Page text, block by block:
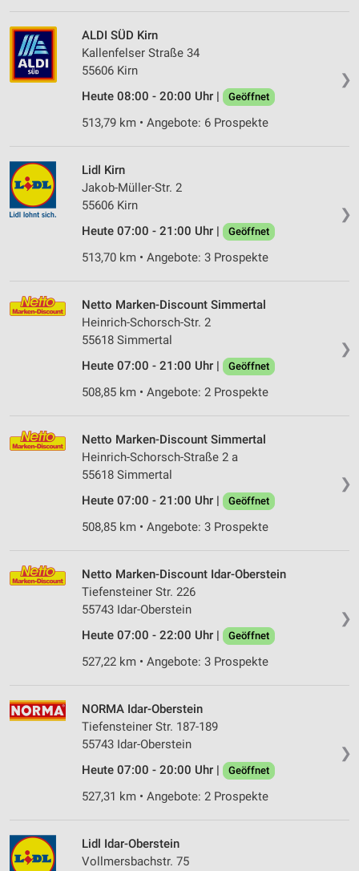
❯
ALDI SÜD Kirn
Kallenfelser Straße 34
55606 Kirn
Heute 08:00 - 20:00 Uhr |
Geöffnet
513,79 km • Angebote: 6 Prospekte
❯
Lidl Kirn
Jakob-Müller-Str. 2
55606 Kirn
Heute 07:00 - 21:00 Uhr |
Geöffnet
513,70 km • Angebote: 3 Prospekte
❯
Netto Marken-Discount Simmertal
Heinrich-Schorsch-Str. 2
55618 Simmertal
Heute 07:00 - 21:00 Uhr |
Geöffnet
508,85 km • Angebote: 2 Prospekte
❯
Netto Marken-Discount Simmertal
Heinrich-Schorsch-Straße 2 a
55618 Simmertal
Heute 07:00 - 21:00 Uhr |
Geöffnet
508,85 km • Angebote: 3 Prospekte
❯
Netto Marken-Discount Idar-Oberstein
Tiefensteiner Str. 226
55743 Idar-Oberstein
Heute 07:00 - 22:00 Uhr |
Geöffnet
527,22 km • Angebote: 3 Prospekte
❯
NORMA Idar-Oberstein
Tiefensteiner Str. 187-189
55743 Idar-Oberstein
Heute 07:00 - 20:00 Uhr |
Geöffnet
527,31 km • Angebote: 2 Prospekte
Lidl Idar-Oberstein
Vollmersbachstr. 75